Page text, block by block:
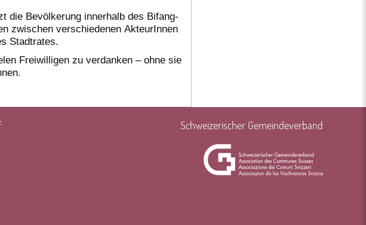
die Bevölkerung innerhalb des Bifang-
zwischen verschiedenen AkteurInnen
Stadtrates.
Freiwilligen zu verdanken – ohne sie
Schweizerischer Gemeindeverband